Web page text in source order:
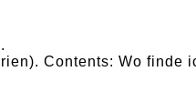
Contents: Wo finde